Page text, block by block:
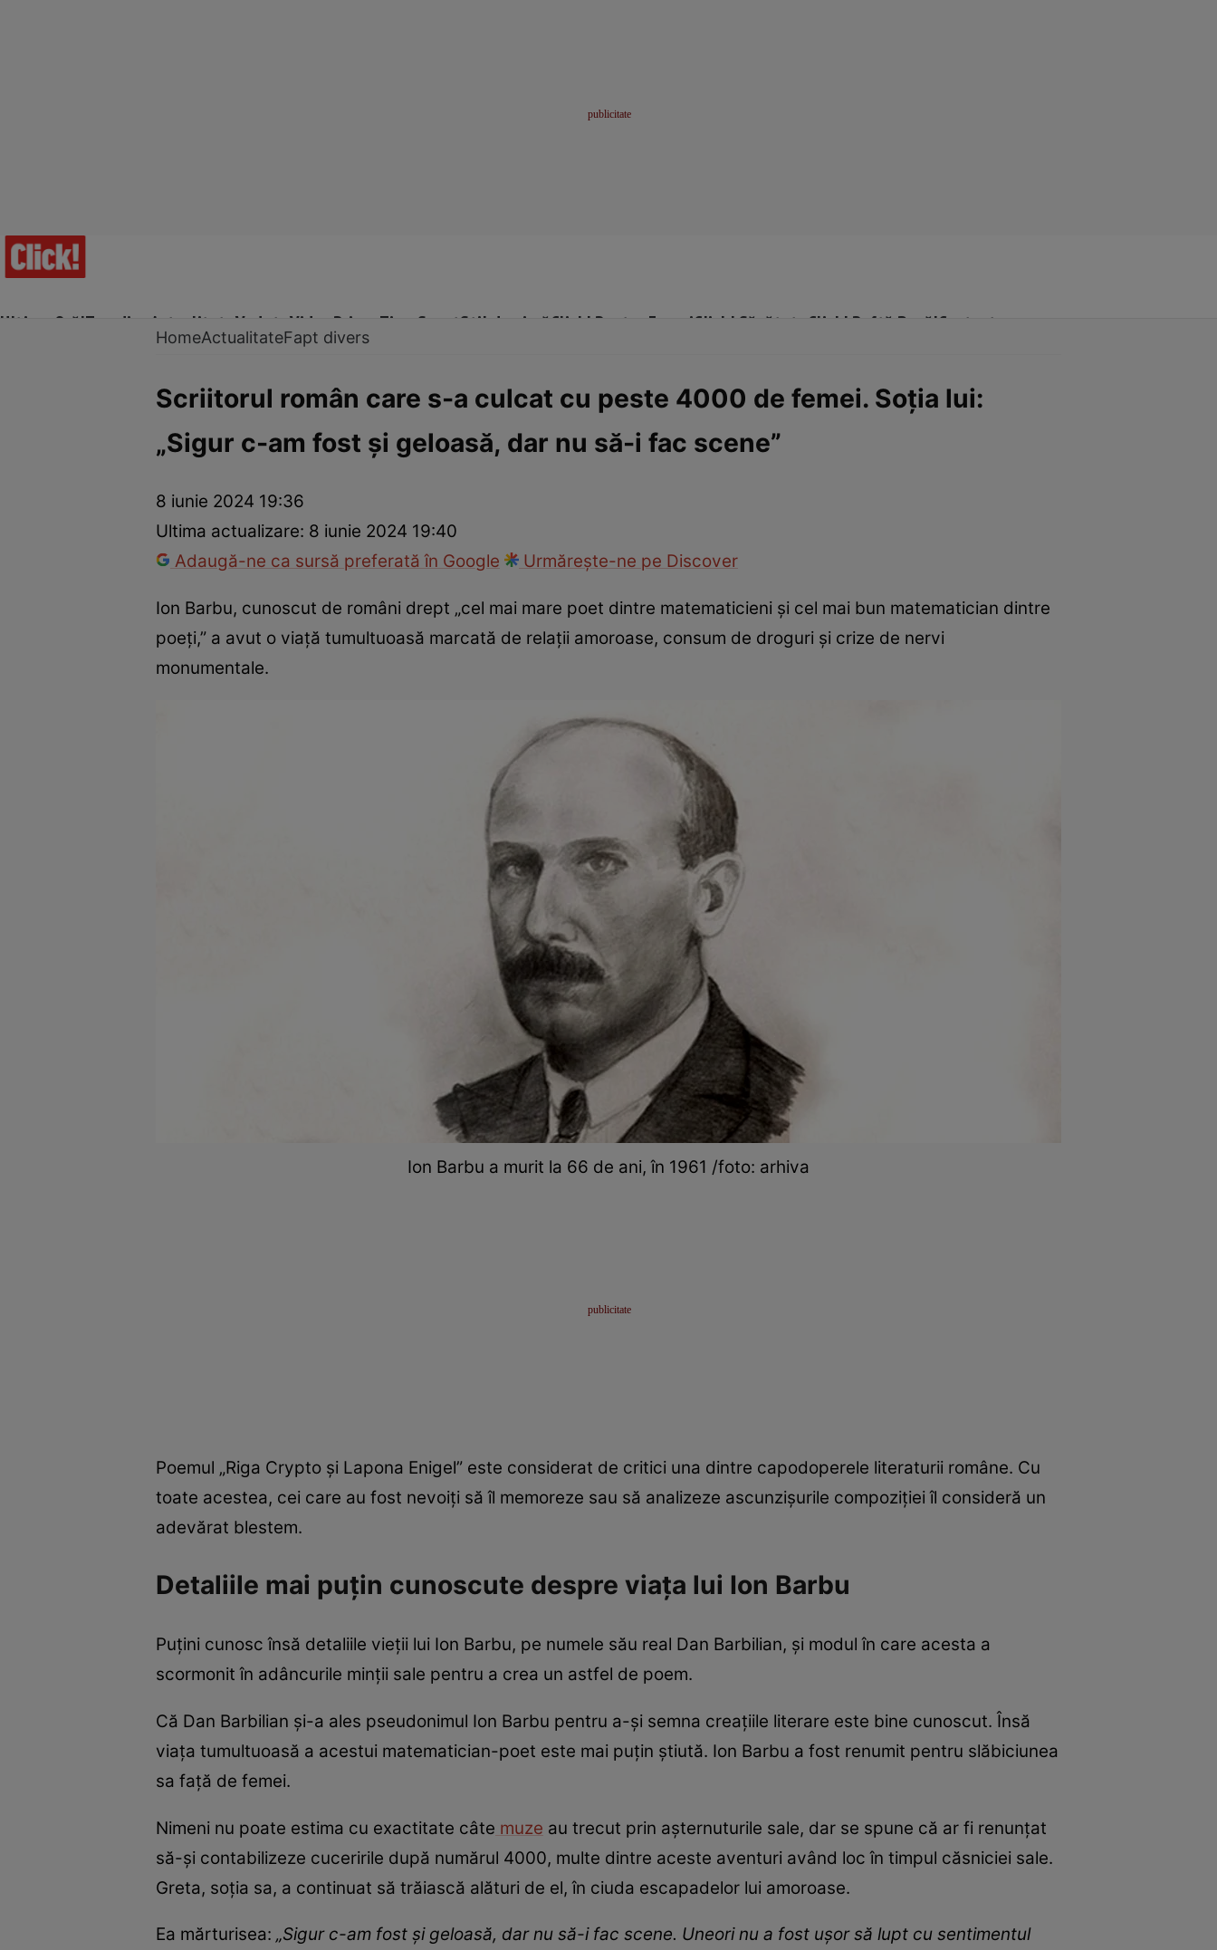
Ultima Oră!Trending Actualitate Vedete Video Prime Time SportStil de viațăClick! Pentru FemeiClick! Sănătate Click! Poftă Bună!Contact
InternaționalFapt diversTehnologieNaționalSport
HomeActualitateFapt divers
Scriitorul român care s-a culcat cu peste 4000 de femei. Soția lui:
„Sigur c-am fost şi geloasă, dar nu să-i fac scene”
8 iunie 2024 19:36
Ultima actualizare: 8 iunie 2024 19:40
Adaugă-ne ca sursă preferată în Google
Urmărește-ne pe Discover
Ion Barbu, cunoscut de români drept „cel mai mare poet dintre matematicieni și cel mai bun matematician dintre
poeți,” a avut o viață tumultuoasă marcată de relații amoroase, consum de droguri și crize de nervi
monumentale.
Ion Barbu a murit la 66 de ani, în 1961 /foto: arhiva
Poemul „Riga Crypto și Lapona Enigel” este considerat de critici una dintre capodoperele literaturii române. Cu
toate acestea, cei care au fost nevoiți să îl memoreze sau să analizeze ascunzișurile compoziției îl consideră un
adevărat blestem.
Detaliile mai puțin cunoscute despre viața lui Ion Barbu
Puțini cunosc însă detaliile vieții lui Ion Barbu, pe numele său real Dan Barbilian, și modul în care acesta a
scormonit în adâncurile minții sale pentru a crea un astfel de poem.
Că Dan Barbilian și-a ales pseudonimul Ion Barbu pentru a-și semna creațiile literare este bine cunoscut. Însă
viața tumultuoasă a acestui matematician-poet este mai puțin știută. Ion Barbu a fost renumit pentru slăbiciunea
sa față de femei.
Nimeni nu poate estima cu exactitate câte muze au trecut prin așternuturile sale, dar se spune că ar fi renunțat
să-și contabilizeze cuceririle după numărul 4000, multe dintre aceste aventuri având loc în timpul căsniciei sale.
Greta, soția sa, a continuat să trăiască alături de el, în ciuda escapadelor lui amoroase.
Ea mărturisea: „Sigur c-am fost şi geloasă, dar nu să-i fac scene. Uneori nu a fost uşor să lupt cu sentimentul